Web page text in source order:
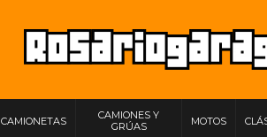
CAMIONETAS
CAMIONES Y
GRÚAS
MOTOS